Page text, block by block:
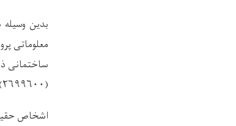
بدین
معلوماتی
ساختمانی
(۲۶۹۹۶۰۰) افغانی
اشخاص